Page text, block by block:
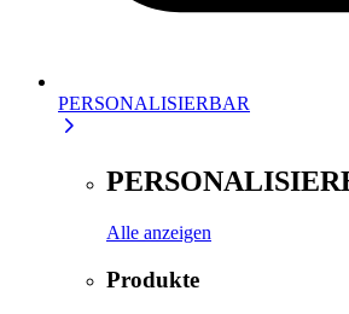
PERSONALISIERBAR
Alle anzeigen
Produkte